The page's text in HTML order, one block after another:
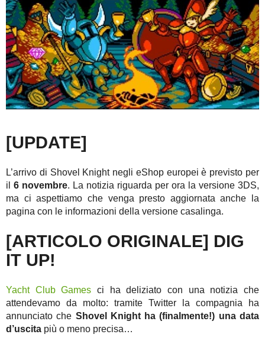
[UPDATE]
L’arrivo di Shovel Knight negli eShop europei è previsto per
il 6 novembre. La notizia riguarda per ora la versione 3DS,
ma ci aspettiamo che venga presto aggiornata anche la
pagina con le informazioni della versione casalinga.
[ARTICOLO ORIGINALE] DIG
IT UP!
Yacht Club Games ci ha deliziato con una notizia che
attendevamo da molto: tramite Twitter la compagnia ha
annunciato che Shovel Knight ha (finalmente!) una data
d’uscita più o meno precisa…